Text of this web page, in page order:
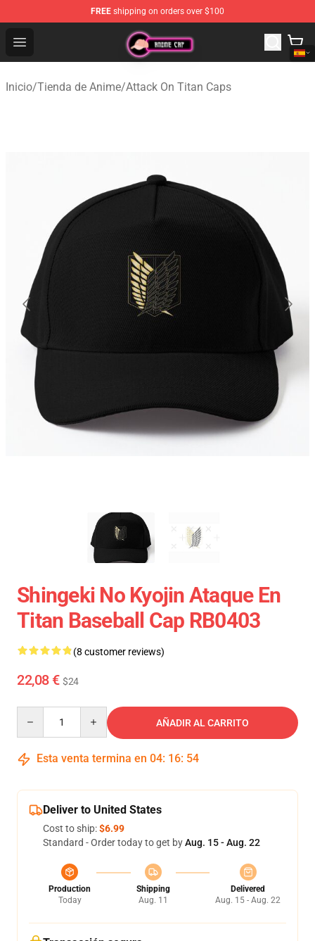
FREE shipping on orders over $100
Open menu
Anime Cap Shop - The Best Store of Anime Cap
Inicio/Tienda de Anime/Attack On Titan Caps
Shingeki No Kyojin Ataque En
Titan Baseball Cap RB0403
(8 customer reviews)
22,08 € $24
AÑADIR AL CARRITO
Esta venta termina en 04: 16: 54
Deliver to United States
Cost to ship:$6.99
Standard - Order today to get byAug. 15 - Aug. 22
Production
Today
Shipping
Aug. 11
Delivered
Aug. 15 - Aug. 22